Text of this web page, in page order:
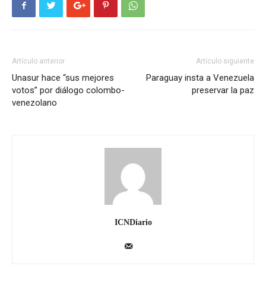
Artículo anterior
Unasur hace “sus mejores
votos” por diálogo colombo-
venezolano
Artículo siguiente
Paraguay insta a Venezuela
preservar la paz
ICNDiario